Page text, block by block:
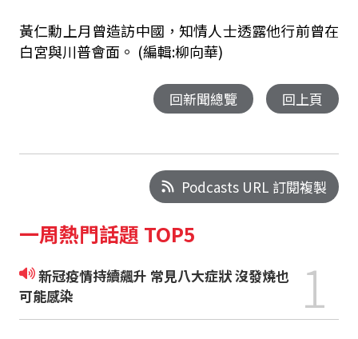
黃仁勳上月曾造訪中國，知情人士透露他行前曾在
白宮與川普會面。 (編輯:柳向華)
回新聞總覽 回上頁
Podcasts URL 訂閱複製
一周熱門話題 TOP5
新冠疫情持續飆升 常見八大症狀 沒發燒也
可能感染
1